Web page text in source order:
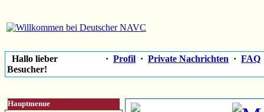
Hallo lieber
Besucher!
· Profil · Private Nachrichten · FAQ
Hauptmenue